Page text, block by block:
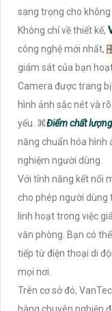
sang trọng cho
Không chỉ về thiết kế,
công nghệ mới nhất,
giám sát của bạn
Camera được trang
hình ảnh sắc nét và
yếu. ⌘Điểm chất
năng chuẩn hóa hình
nghiệm người dùng.
Với tính năng kết nối
cho phép người dùng
linh hoạt trong việc
văn phòng. Bạn có
tiếp từ điện thoại di
mọi nơi.
Trên cơ sở đó,